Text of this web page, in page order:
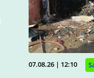
07.08.26 | 12:10